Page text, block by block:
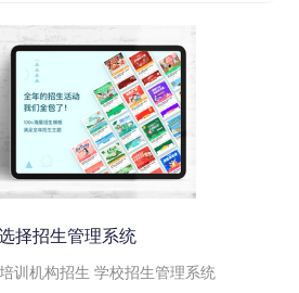
择招生管理系统
培训机构招生 学校招生管理系统